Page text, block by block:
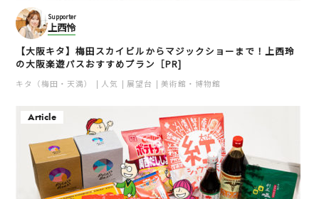
Supporter
上西怜
【大阪キタ】梅田スカイビルからマジックショーまで！上西玲
の大阪楽遊パスおすすめプラン［PR]
キタ（梅田・天満） 人気 展望台 美術館・博物館
Article